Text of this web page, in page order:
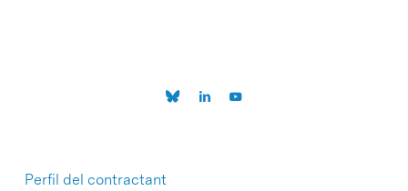
Perfil del contractant